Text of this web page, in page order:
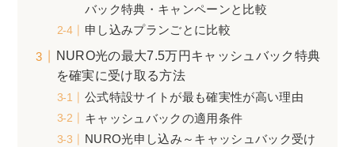
バック特典・キャンペーンと比較
申し込みプランごとに比較
NURO光の最大7.5万円キャッシュバック特典
を確実に受け取る方法
公式特設サイトが最も確実性が高い理由
キャッシュバックの適用条件
NURO光申し込み～キャッシュバック受け